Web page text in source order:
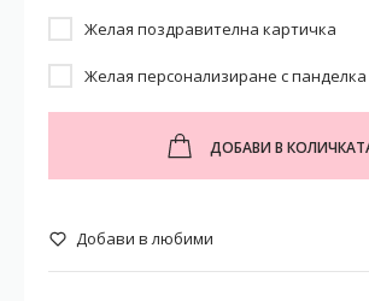
Желая поздравителна картичка
Желая персонализиране с панделка
ДОБАВИ В
Добави в любими